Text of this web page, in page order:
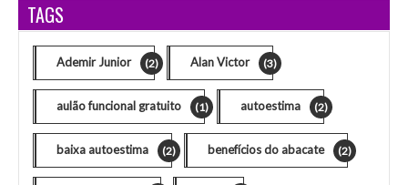
TAGS
Ademir Junior (2) Alan Victor (3)
aulão funcional gratuito (1) autoestima (2)
baixa autoestima (2) benefícios do abacate (2)